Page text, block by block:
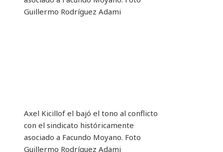
Axel Kicillof el bajó el tono al conflicto
con el sindicato históricamente
asociado a Facundo Moyano. Foto
Guillermo Rodríguez Adami